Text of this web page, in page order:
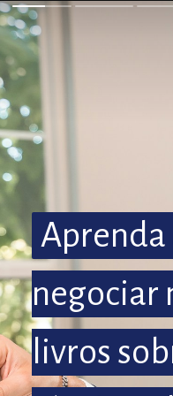
Aprenda
negociar
livros
Aprenda
negociar
livros